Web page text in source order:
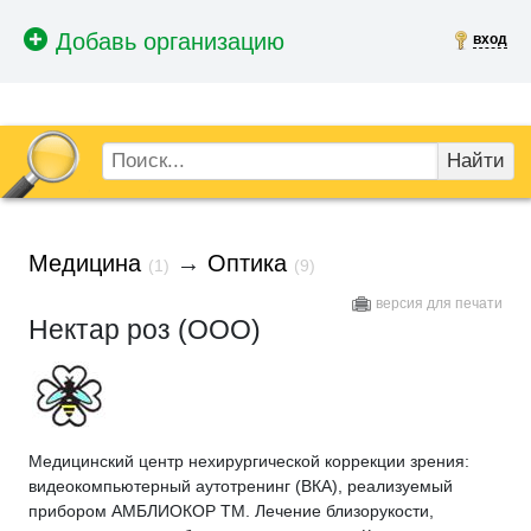
вход
Найти
Медицина (1) → Оптика (9)
версия для печати
Нектар роз (ООО)
Медицинский центр нехирургической коррекции зрения:
видеокомпьютерный аутотренинг (ВКА), реализуемый
прибором АМБЛИОКОР ТМ. Лечение близорукости,